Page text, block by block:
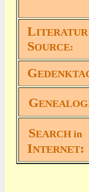
LITERATUR
SOURCE:
G
G
SEARCH in
INTERNET: